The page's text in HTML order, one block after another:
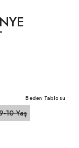
Beden Tablosu
10 Yaş